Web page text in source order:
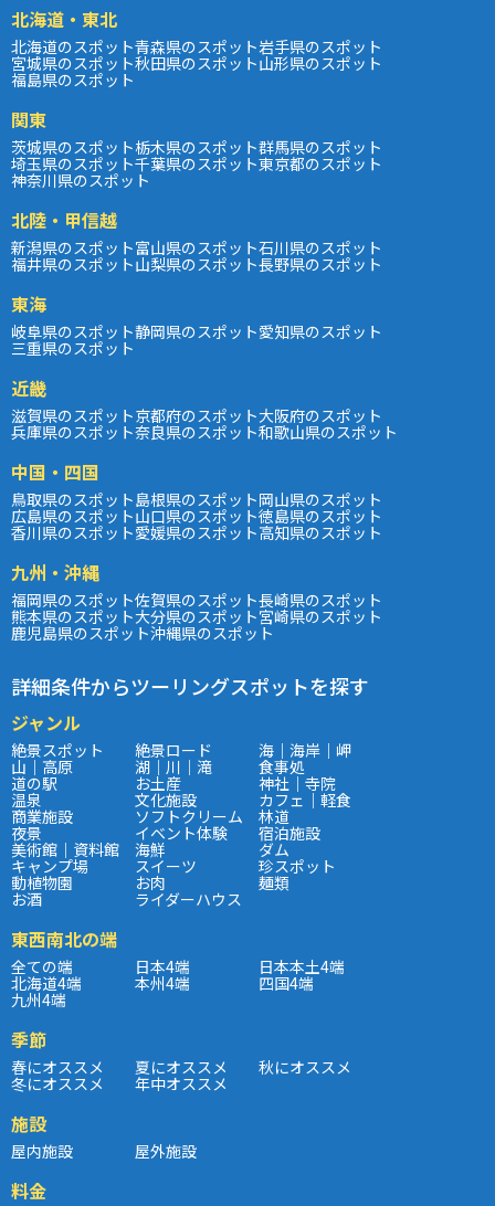
北海道・東北
北海道のスポット青森県のスポット岩手県のスポット
宮城県のスポット秋田県のスポット山形県のスポット
福島県のスポット
関東
茨城県のスポット栃木県のスポット群馬県のスポット
埼玉県のスポット千葉県のスポット東京都のスポット
神奈川県のスポット
北陸・甲信越
新潟県のスポット富山県のスポット石川県のスポット
福井県のスポット山梨県のスポット長野県のスポット
東海
岐阜県のスポット静岡県のスポット愛知県のスポット
三重県のスポット
近畿
滋賀県のスポット京都府のスポット大阪府のスポット
兵庫県のスポット奈良県のスポット和歌山県のスポット
中国・四国
鳥取県のスポット島根県のスポット岡山県のスポット
広島県のスポット山口県のスポット徳島県のスポット
香川県のスポット愛媛県のスポット高知県のスポット
九州・沖縄
福岡県のスポット佐賀県のスポット長崎県のスポット
熊本県のスポット大分県のスポット宮崎県のスポット
鹿児島県のスポット沖縄県のスポット
詳細条件からツーリングスポットを探す
ジャンル
絶景スポット 絶景ロード 海｜海岸｜岬
山｜高原 湖｜川｜滝 食事処
道の駅 お土産 神社｜寺院
温泉 文化施設 カフェ｜軽食
商業施設 ソフトクリーム 林道
夜景 イベント体験 宿泊施設
美術館｜資料館 海鮮 ダム
キャンプ場 スイーツ 珍スポット
動植物園 お肉 麺類
お酒 ライダーハウス
東西南北の端
全ての端 日本4端 日本本土4端
北海道4端 本州4端 四国4端
九州4端
季節
春にオススメ 夏にオススメ 秋にオススメ
冬にオススメ 年中オススメ
施設
屋内施設 屋外施設
料金